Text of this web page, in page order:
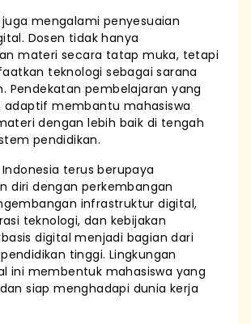
juga mengalami penyesuaian
Dosen tidak hanya
materi secara tatap muka, tetapi
teknologi sebagai sarana
Pendekatan pembelajaran yang
membantu mahasiswa
dengan lebih baik di tengah
pendidikan.
terus berupaya
diri dengan perkembangan
infrastruktur digital,
teknologi, dan kebijakan
digital menjadi bagian dari
tinggi. Lingkungan
ini membentuk mahasiswa yang
siap menghadapi dunia kerja